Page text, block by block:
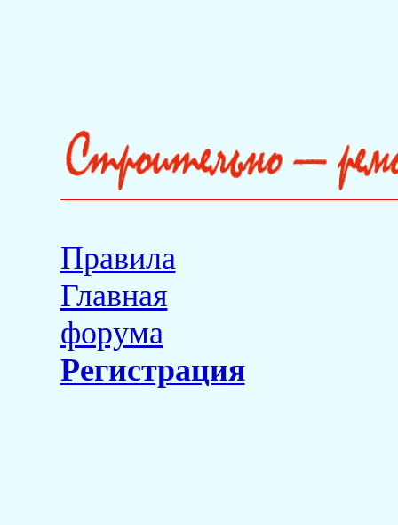
Правила
Главная
форума
Регистрация